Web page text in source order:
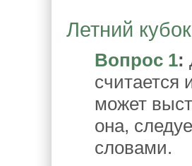
Летний
Вопрос 1:
считается
может
она,
словами.